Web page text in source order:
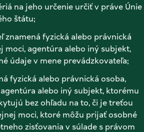
na jeho určenie určiť v práve Únie
štátu;
znamená fyzická alebo právnická
moci, agentúra alebo iný subjekt,
údaje v mene prevádzkovateľa;
fyzická alebo právnická osoba,
alebo iný subjekt, ktorému
bez ohľadu na to, či je treťou
moci, ktoré môžu prijať osobné
zisťovania v súlade s právom